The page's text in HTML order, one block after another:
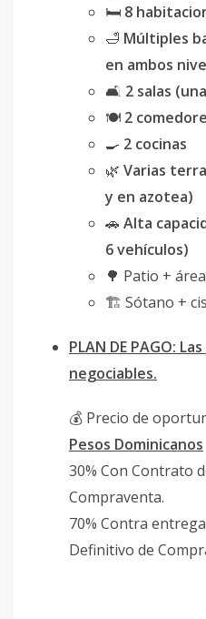
🛏 8
🛁 Múltiples
en ambos
🛋 2 salas
🍽 2
🍳 2 cocinas
🌿 Varias
y en azotea)
🚗 Alta
6 vehículos)
🌳 Patio +
🏗 Sótano +
PLAN DE PAGO:
negociables.
💰 Precio de
Pesos Dominicanos
30% Con Contrato
Compraventa.
70% Contra
Definitivo de